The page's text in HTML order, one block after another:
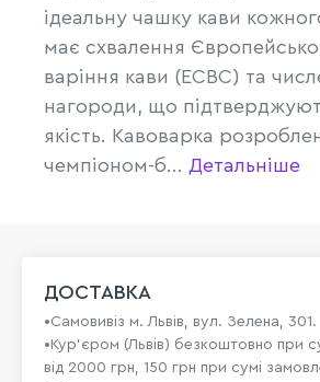
ідеальну чашку кави
має схвалення
варіння кави (ECBC) та
нагороди, що
якість. Кавоварка
чемпіоном-б... Детальніше
ДОСТАВКА
•Самовивіз м. Львів, вул. Зелена, 301.
•Кур'єром (Львів) безкоштовно при
від 2000 грн, 150 грн при сумі